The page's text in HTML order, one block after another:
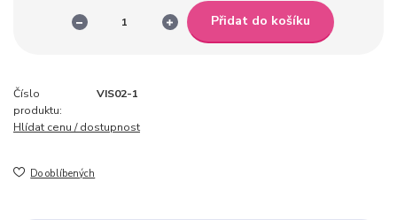
Přidat do košíku
Číslo
produktu:
VIS02-1
Hlídat cenu / dostupnost
Do oblíbených